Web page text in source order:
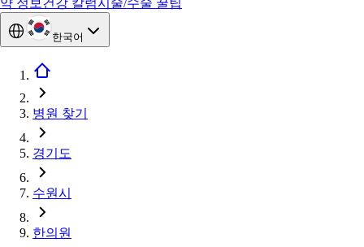
약 정보 건강 칼럼시술/수술 꿀팁
한국어
병원 찾기
경기도
수원시
한의원